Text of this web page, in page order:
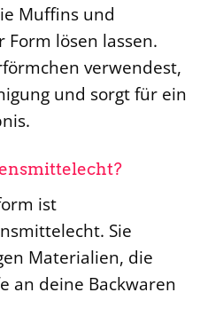
Muffins und
Form lösen lassen.
verwendest,
und sorgt für ein
ist
Sie
Materialien, die
an deine Backwaren